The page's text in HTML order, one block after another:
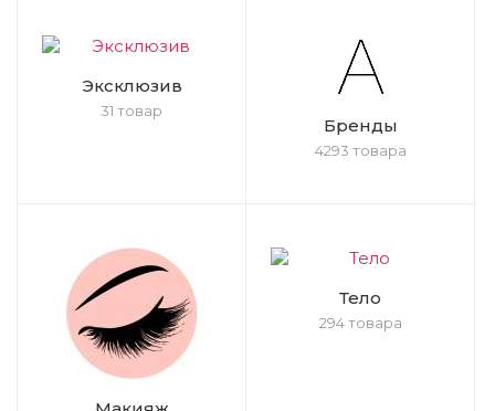
Эксклюзив
31 товар
Бренды
4293 товара
Тело
294 товара